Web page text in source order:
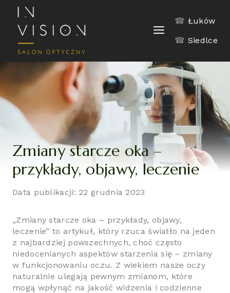
content
☎ Łuków
☎ Siedlce
Zmiany starcze oka –
przykłady, objawy, leczenie
Data publikacji: 22 grudnia 2023
„Zmiany starcze oka – przykłady, objawy,
leczenie” to artykuł, który rzuca światło na jeden
z najbardziej powszechnych, choć często
niedocenianych aspektów starzenia się – zmiany
w funkcjonowaniu oczu. Z wiekiem nasze oczy
naturalnie ulegają pewnym zmianom, które
mogą wpłynąć na jakość widzenia i codzienne